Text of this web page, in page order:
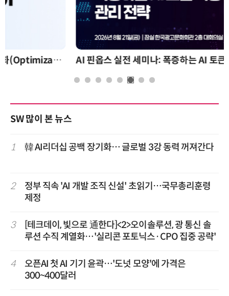
AI 핀옵스 실전 세미나: 폭증하는 AI 토큰 비용 관리 전략
SW 많이 본 뉴스
1 韓 AI리더십 공백 장기화… 글로벌 3강 동력 꺼져간다
2
정부 직속 'AI 개발 조직 신설' 초읽기…국무총리훈령
제정
3
[테크데이, 빛으로 通한다]<2>오이솔루션, 광 통신 솔
루션 수직 계열화…'실리콘 포토닉스·CPO 집중 공략'
4
오픈AI 첫 AI 기기 윤곽…'도넛 모양'에 가격은
300~400달러